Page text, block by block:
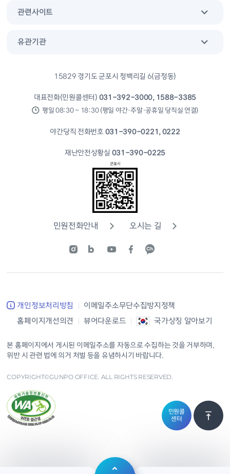
관련사이트
유관기관
15829 경기도 군포시 청백리길 6(금정동)
대표전화(민원콜센터) 031-392-3000, 1588-3385
평일 08:30 ~ 18:30 (평일 야간·주말·공휴일 당직실 연결)
야간당직 전화번호031-390-0221, 0222
재난안전상황실 031-390-0225
민원전화안내 오시는 길
개인정보처리방침
이메일주소무단수집방지정책
홈페이지개선의견
뷰어다운로드 국가상징 알아보기
본 홈페이지에서 게시된 이메일주소를 자동으로 수집하는 것을 거부하며,
위반 시 관련 법에 의거 처벌 등을 유념하시기 바랍니다.
COPYRIGHT©GUNPO OFFICE. ALL RIGHTS RESERVED.
민원콜
센터